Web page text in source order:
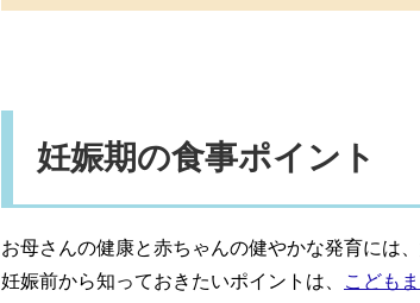
妊娠期の食事ポイント
お母さんの健康と赤ちゃんの健やかな発育には
妊娠前から知っておきたいポイントは、
こども